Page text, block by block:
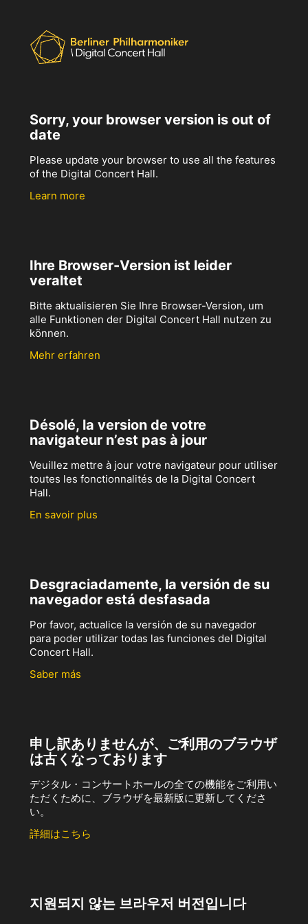
Sorry, your browser version is out of
date
Please update your browser to use all the features
of the Digital Concert Hall.
Learn more
Ihre Browser-Version ist leider
veraltet
Bitte aktualisieren Sie Ihre Browser-Version, um
alle Funktionen der Digital Concert Hall nutzen zu
können.
Mehr erfahren
Désolé, la version de votre
navigateur n’est pas à jour
Veuillez mettre à jour votre navigateur pour utiliser
toutes les fonctionnalités de la Digital Concert
Hall.
En savoir plus
Desgraciadamente, la versión de su
navegador está desfasada
Por favor, actualice la versión de su navegador
para poder utilizar todas las funciones del Digital
Concert Hall.
Saber más
申し訳ありませんが、ご利用のブラウザ
は古くなっております
デジタル・コンサートホールの全ての機能をご利用い
ただくために、ブラウザを最新版に更新してくださ
い。
詳細はこちら
지원되지 않는 브라우저 버전입니다